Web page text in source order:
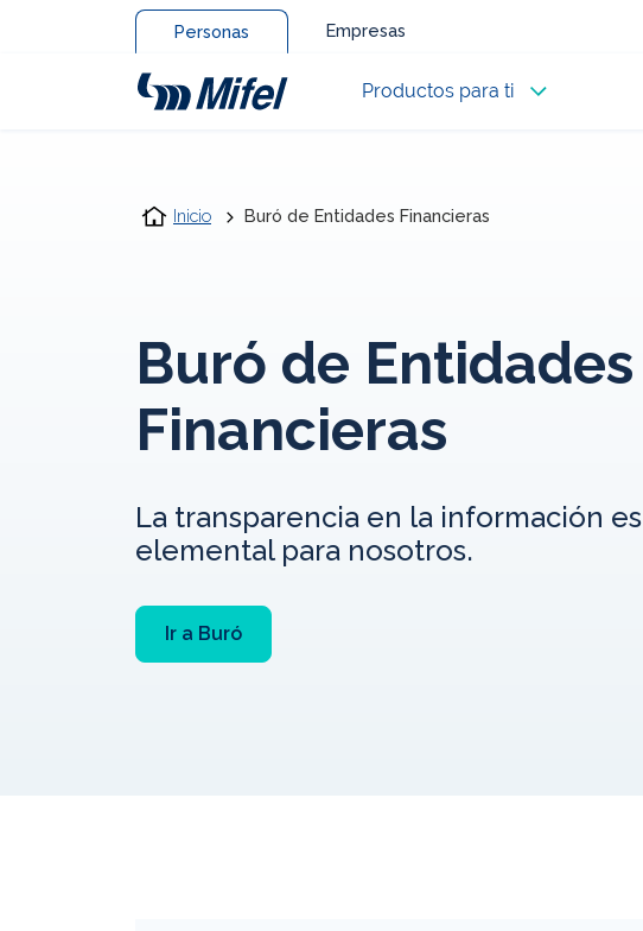
Personas Empresas
Productos para ti
Inicio Buró de Entidades Financieras
Buró de Entidades
Financieras
La transparencia en la información es
elemental para nosotros.
Ir a Buró